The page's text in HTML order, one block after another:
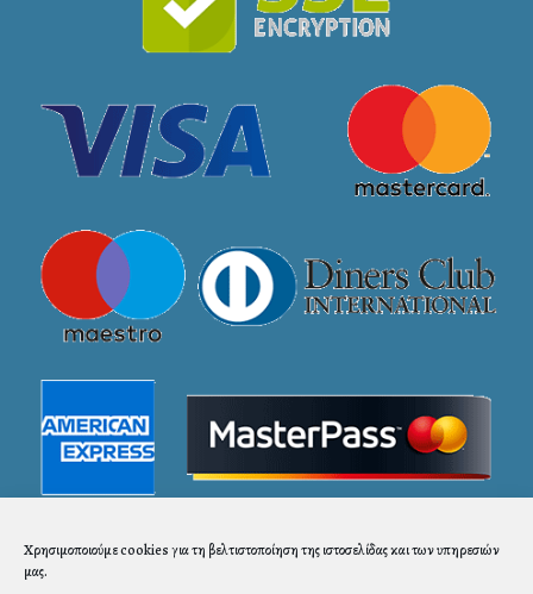
Χρησιμοποιούμε cookies για τη βελτιστοποίηση της ιστοσελίδας και των υπηρεσιών
μας.